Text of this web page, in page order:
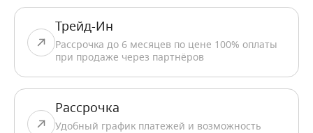
Трейд-Ин
Рассрочка до 6 месяцев по цене 100% оплаты
при продаже через партнёров
Рассрочка
Удобный график платежей и возможность